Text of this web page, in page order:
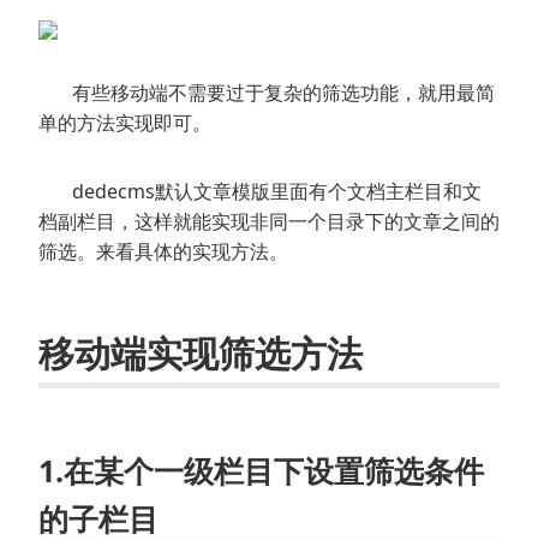
有些移动端不需要过于复杂的筛选功能，就用最简
单的方法实现即可。
dedecms默认文章模版里面有个文档主栏目和文
档副栏目，这样就能实现非同一个目录下的文章之间的
筛选。来看具体的实现方法。
移动端实现筛选方法
1.在某个一级栏目下设置筛选条件
的子栏目